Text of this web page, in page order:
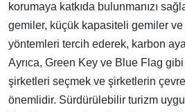
korumaya katkıda bulunmanızı
gemiler, küçük kapasiteli gemiler ve
yöntemleri tercih ederek, karbon
Ayrıca, Green Key ve Blue Flag
şirketleri seçmek ve şirketlerin
önemlidir. Sürdürülebilir turizm